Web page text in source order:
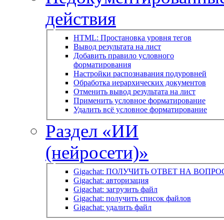
действия
HTML: Простановка уровня тегов
Вывод результата на лист
Добавить правило условного
форматирования
Настройки распознавания подуровней
Обработка иерархических документов
Отменить вывод результата на лист
Применить условное форматирование
Удалить всё условное форматирование
Раздел «ИИ
(нейросети)»
Gigachat: ПОЛУЧИТЬ ОТВЕТ НА
Gigachat: авторизация
Gigachat: загрузить файл
Gigachat: получить список файлов
Gigachat: удалить файл